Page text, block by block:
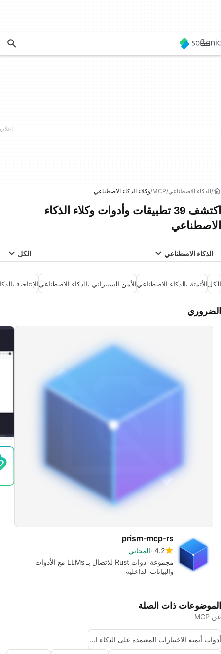
الذكاء الاصطناعي MCP وكلاء الذكاء الاصطناعي
اكتشف 39 تطبيقات وأدوات وكلاء الذكاء
الاصطناعي
الذكاء الاصطناعي الكل
الكلالأتمتة بالذكاء الاصطناعيالأمن السيبراني بالذكاء الاصطناعيالإنتاجية
الضروري
prism-mcp-rs
4.2 المجاني
مجموعة أدوات Rust للاتصال بـ LLMs مع الأدوات
والبيانات الداخلية
الموضوعات ذات الصلة
عن MCP
أدوات أتمتة الاختبارات المعتمدة على الذكاء الاصطناعي